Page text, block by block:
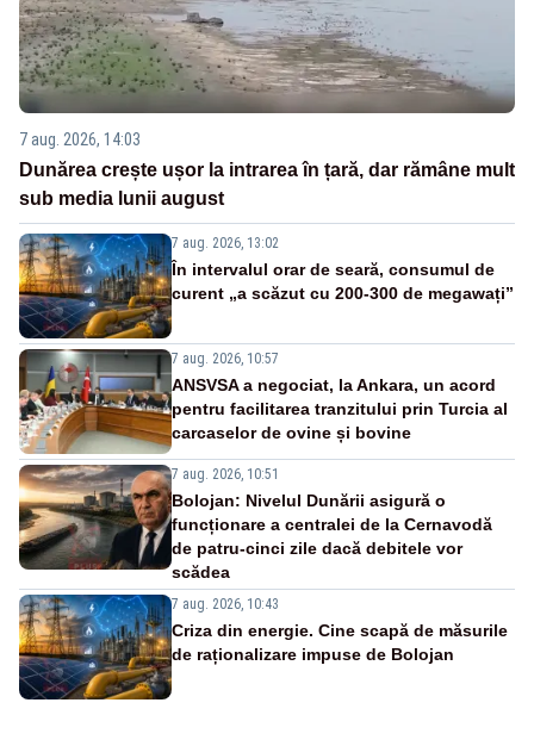
7 aug. 2026, 14:03
Dunărea crește ușor la intrarea în țară, dar rămâne mult
sub media lunii august
7 aug. 2026, 13:02
În intervalul orar de seară, consumul de
curent „a scăzut cu 200-300 de megawați”
7 aug. 2026, 10:57
ANSVSA a negociat, la Ankara, un acord
pentru facilitarea tranzitului prin Turcia al
carcaselor de ovine și bovine
7 aug. 2026, 10:51
Bolojan: Nivelul Dunării asigură o
funcționare a centralei de la Cernavodă
de patru-cinci zile dacă debitele vor
scădea
7 aug. 2026, 10:43
Criza din energie. Cine scapă de măsurile
de raționalizare impuse de Bolojan